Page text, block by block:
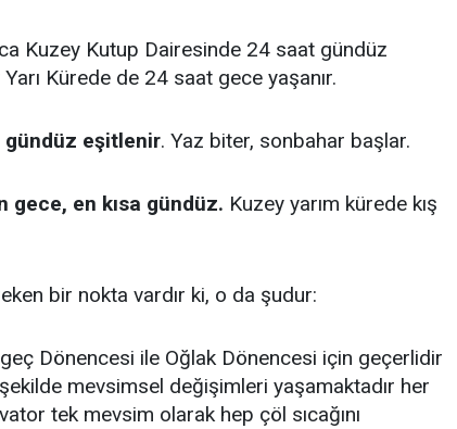
Kuzey Kutup Dairesinde 24 saat gündüz
Yarı Kürede de 24 saat gece yaşanır.
gündüz eşitlenir. Yaz biter, sonbahar başlar.
gece, en kısa gündüz. Kuzey yarım kürede kış
bir nokta vardır ki, o da şudur:
Dönencesi ile Oğlak Dönencesi için geçerlidir
mevsimsel değişimleri yaşamaktadır her
tek mevsim olarak hep çöl sıcağını